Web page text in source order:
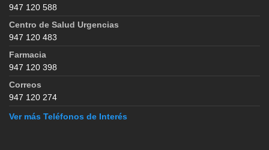
947 120 588
Centro de Salud Urgencias
947 120 483
Farmacia
947 120 398
Correos
947 120 274
Ver más Teléfonos de Interés